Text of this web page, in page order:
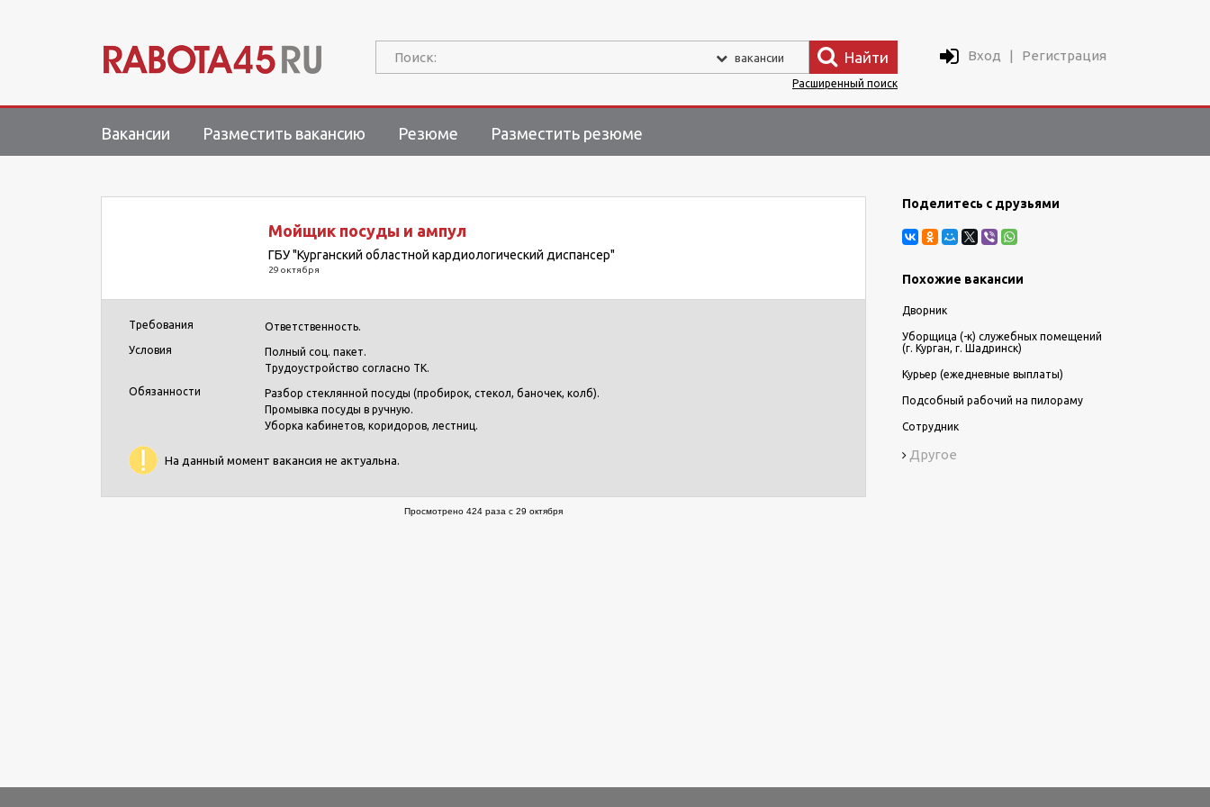
Поиск: вакансии Найти Вход | Регистрация
Расширенный поиск
Вакансии Разместить вакансию Резюме Разместить резюме
Мойщик посуды и ампул
ГБУ "Курганский областной кардиологический диспансер"
29 октября
Требования
Ответственность.
Условия
Полный соц. пакет.
Трудоустройство согласно ТК.
Обязанности
Разбор стеклянной посуды (пробирок, стекол, баночек, колб).
Промывка посуды в ручную.
Уборка кабинетов, коридоров, лестниц.
На данный момент вакансия не актуальна.
Просмотрено 424 раза с 29 октября
Поделитесь с друзьями
Похожие вакансии
Дворник
Уборщица (-к) служебных помещений
(г. Курган, г. Шадринск)
Курьер (ежедневные выплаты)
Подсобный рабочий на пилораму
Сотрудник
Другое